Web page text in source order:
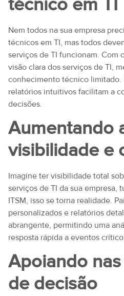
Nem todos na sua empresa
técnicos em TI, mas todos
serviços de TI funcionam. Com
visão clara dos serviços de TI,
conhecimento técnico limitado.
relatórios intuitivos facilitam a
decisões.
Aumentando
visibilidade e
Imagine ter visibilidade total
serviços de TI da sua empresa,
ITSM, isso se torna realidade.
personalizados e relatórios
abrangente, permitindo uma
resposta rápida a eventos
Apoiando
de decisão